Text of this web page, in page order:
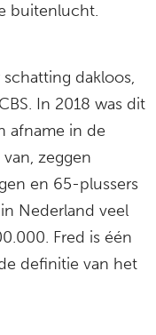
buitenlucht.
dakloos,
In 2018 was dit
afname in de
zeggen
en 65-plussers
Nederland veel
Fred is één
definitie van het